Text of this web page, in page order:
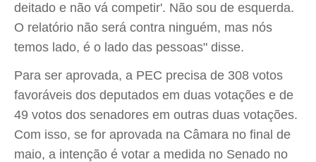
deitado e não vá competir'. Não sou de esquerda.
O relatório não será contra ninguém, mas nós
temos lado, é o lado das pessoas" disse.
Para ser aprovada, a PEC precisa de 308 votos
favoráveis dos deputados em duas votações e de
49 votos dos senadores em outras duas votações.
Com isso, se for aprovada na Câmara no final de
maio, a intenção é votar a medida no Senado no